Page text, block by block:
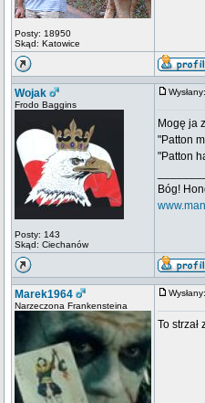
Posty: 18950
Skąd: Katowice
Wojak
Frodo Baggins
Posty: 143
Skąd: Ciechanów
Mogę ja
"Patton
"Patton
Bóg!
Marek1964
Narzeczona Frankensteina
To